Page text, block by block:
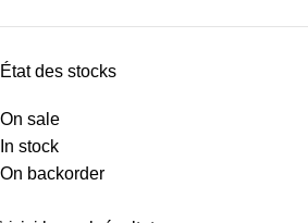
État des stocks
On sale
In stock
On backorder